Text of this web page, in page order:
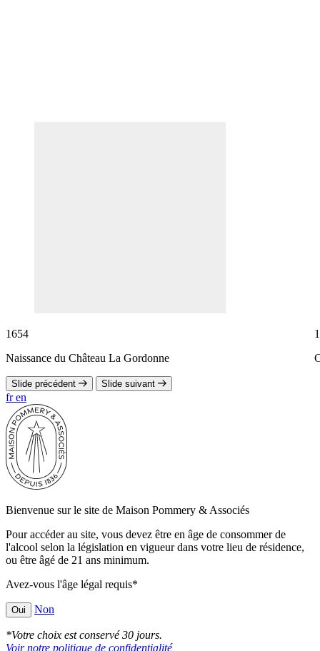
1654
Naissance du Château La Gordonne
Slide précédent Slide suivant
fren
Bienvenue sur le site de Maison Pommery & Associés
Pour accéder au site, vous devez être en âge de consommer de
l'alcool selon la législation en vigueur dans votre lieu de résidence,
ou être âgé de 21 ans minimum.
Avez-vous l'âge légal requis*
Oui Non
*Votre choix est conservé 30 jours.
Voir notre politique de confidentialité